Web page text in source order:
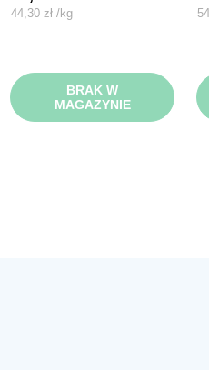
44,30 zł /kg
BRAK W
MAGAZYNIE